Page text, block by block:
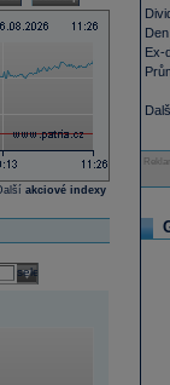
akciové indexy
select
Ex-